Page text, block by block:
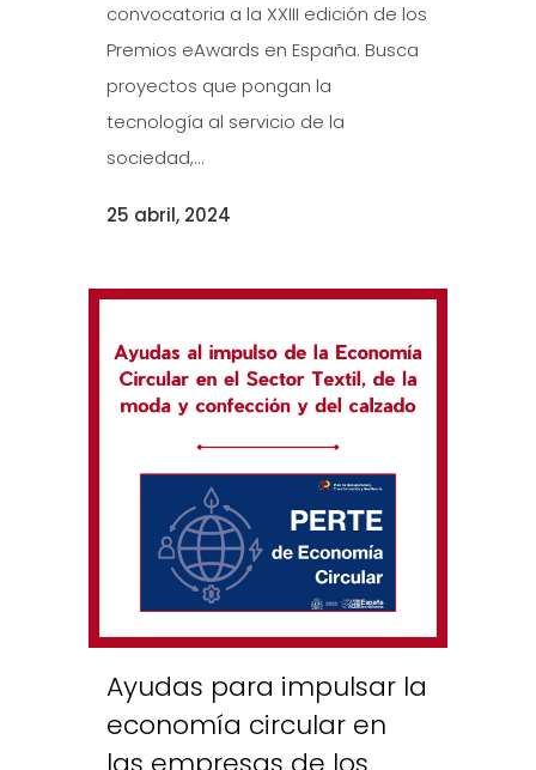
convocatoria a la XXIII edición de los
Premios eAwards en España. Busca
proyectos que pongan la
tecnología al servicio de la
sociedad,...
25 abril, 2024
Ayudas para impulsar la
economía circular en